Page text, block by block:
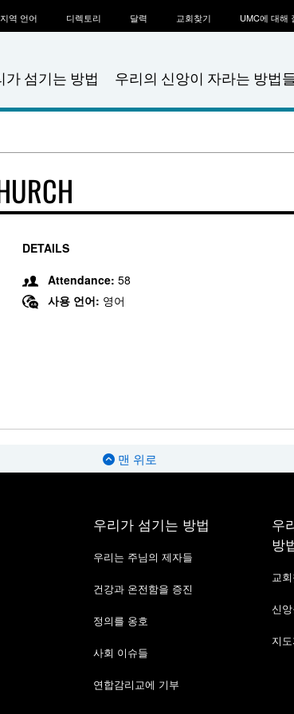
가 섬기는 방법 우리의 신앙이 자라는 방법
지역 언어 디렉토리 달력 교회찾기 UMC에 대해
DETAILS
Attendance: 58
사용 언어: 영어
맨 위로
우리가 섬기는 방법
우리는 주님의 제자들
건강과 온전함을 증진
정의를 옹호
사회 이슈들
연합감리교에 기부
우
방
교
신
지